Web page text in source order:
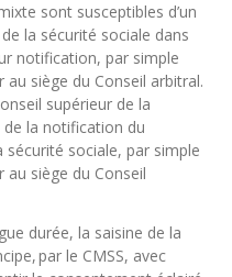
sont susceptibles d’un
la sécurité sociale dans
notification, par simple
siège du Conseil arbitral.
supérieur de la
la notification du
sociale, par simple
siège du Conseil
durée, la saisine de la
par le CMSS, avec